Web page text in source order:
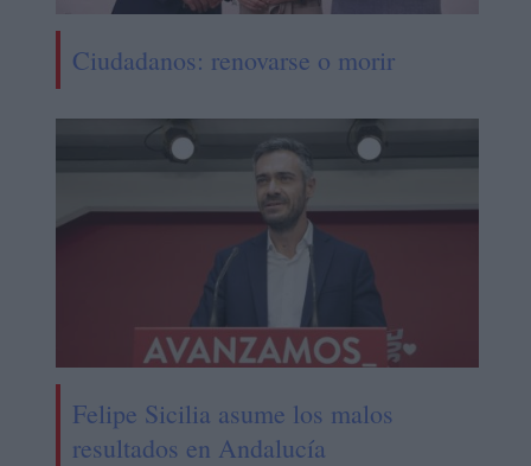
Ciudadanos: renovarse o morir
Felipe Sicilia asume los malos
resultados en Andalucía